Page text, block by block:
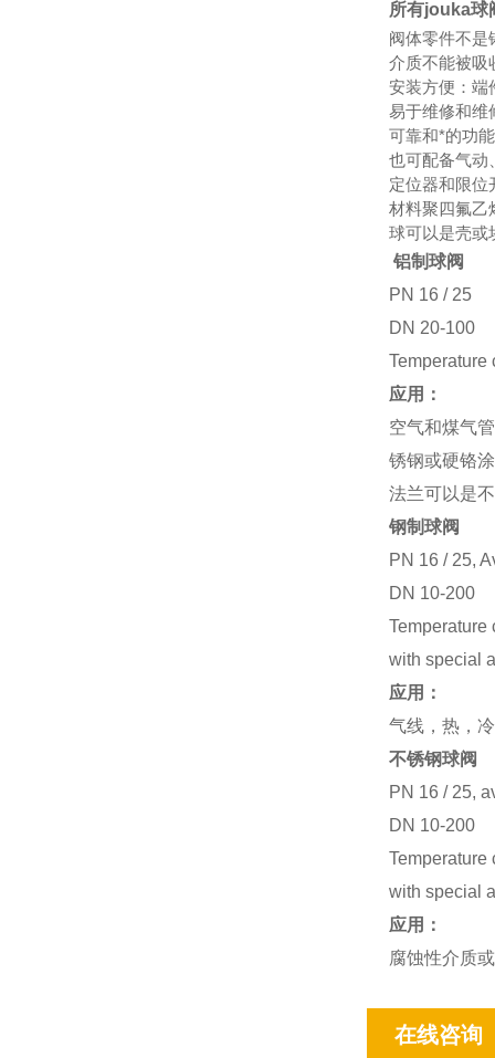
所有jouka球
阀体零件不是
介质不能被吸
安装方便：端
易于维修和维
可靠和*的功
也可配备气动
定位器和限位
材料聚四氟乙
球可以是壳或
铝制球阀
PN 16 / 25
DN 20-100
Temperature
应用：
空气和煤气
锈钢或硬铬
法兰可以是
钢制球阀
PN 16 / 25,
DN 10-200
Temperature
with special
应用：
气线，热，
不锈钢球阀
PN 16 / 25,
DN 10-200
Temperature
with special
应用：
腐蚀性介质
在线咨询